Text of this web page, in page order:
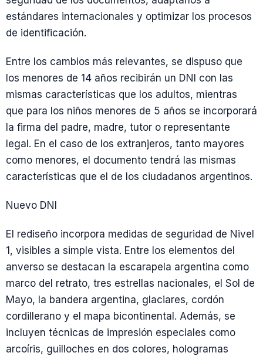
estándares internacionales y optimizar los procesos
de identificación.
Entre los cambios más relevantes, se dispuso que
los menores de 14 años recibirán un DNI con las
mismas características que los adultos, mientras
que para los niños menores de 5 años se incorporará
la firma del padre, madre, tutor o representante
legal. En el caso de los extranjeros, tanto mayores
como menores, el documento tendrá las mismas
características que el de los ciudadanos argentinos.
Nuevo DNI
El rediseño incorpora medidas de seguridad de Nivel
1, visibles a simple vista. Entre los elementos del
anverso se destacan la escarapela argentina como
marco del retrato, tres estrellas nacionales, el Sol de
Mayo, la bandera argentina, glaciares, cordón
cordillerano y el mapa bicontinental. Además, se
incluyen técnicas de impresión especiales como
arcoíris, guilloches en dos colores, hologramas